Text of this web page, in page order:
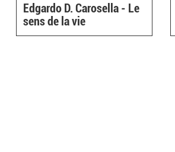
Edgardo D. Carosella - Le
sens de la vie